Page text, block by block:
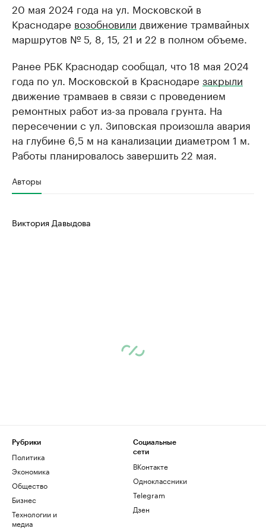
20 мая 2024 года на ул. Московской в
Краснодаре возобновили движение трамвайных
маршрутов № 5, 8, 15, 21 и 22 в полном объеме.
Ранее РБК Краснодар сообщал, что 18 мая 2024
года по ул. Московской в Краснодаре закрыли
движение трамваев в связи с проведением
ремонтных работ из-за провала грунта. На
пересечении с ул. Зиповская произошла авария
на глубине 6,5 м на канализации диаметром 1 м.
Работы планировалось завершить 22 мая.
Авторы
Виктория Давыдова
Рубрики
Политика
Экономика
Общество
Бизнес
Технологии и
медиа
Социальные
сети
ВКонтакте
Одноклассники
Telegram
Дзен